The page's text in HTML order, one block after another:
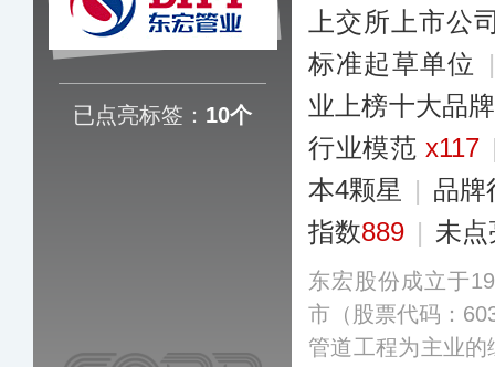
统、暖通管道系
系统等细分领域。
已点亮标签： 10个
上交所上市公
标准起草单位
业上榜十大品牌
行业模范 x117
本4颗星 | 品牌
指数889 | 未
东宏股份成立于
市（股票代码：
管道工程为主业